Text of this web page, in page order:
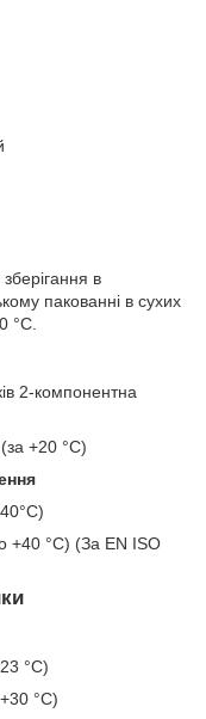
в
пакованні в сухих
°C.
2-компонентна
+20 °C)
+40 °C) (За EN ISO
°C)
°C)